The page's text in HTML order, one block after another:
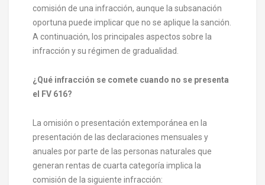
comisión de una infracción, aunque la subsanación
oportuna puede implicar que no se aplique la sanción.
A continuación, los principales aspectos sobre la
infracción y su régimen de gradualidad.
¿Qué infracción se comete cuando no se presenta
el FV 616?
La omisión o presentación extemporánea en la
presentación de las declaraciones mensuales y
anuales por parte de las personas naturales que
generan rentas de cuarta categoría implica la
comisión de la siguiente infracción: